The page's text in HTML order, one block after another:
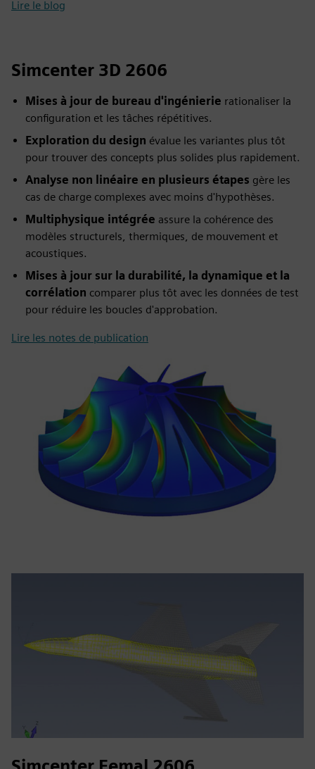
Lire le blog
Simcenter 3D 2606
Mises à jour de bureau d'ingénierie rationaliser la
configuration et les tâches répétitives.
Exploration du design évalue les variantes plus tôt
pour trouver des concepts plus solides plus rapidement.
Analyse non linéaire en plusieurs étapes gère les
cas de charge complexes avec moins d'hypothèses.
Multiphysique intégrée assure la cohérence des
modèles structurels, thermiques, de mouvement et
acoustiques.
Mises à jour sur la durabilité, la dynamique et la
corrélation comparer plus tôt avec les données de test
pour réduire les boucles d'approbation.
Lire les notes de publication